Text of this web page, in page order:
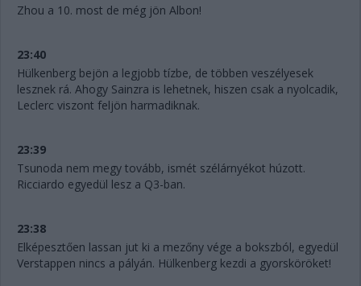
Zhou a 10. most de még jön Albon!
23:40
Hülkenberg bejön a legjobb tízbe, de többen veszélyesek
lesznek rá. Ahogy Sainzra is lehetnek, hiszen csak a nyolcadik,
Leclerc viszont feljön harmadiknak.
23:39
Tsunoda nem megy tovább, ismét szélárnyékot húzott.
Ricciardo egyedül lesz a Q3-ban.
23:38
Elképesztően lassan jut ki a mezőny vége a bokszból, egyedül
Verstappen nincs a pályán. Hülkenberg kezdi a gyorsköröket!